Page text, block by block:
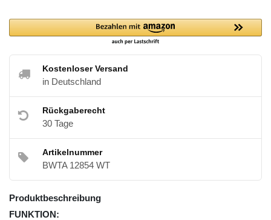
Kostenloser Versand
in Deutschland
Rückgaberecht
30 Tage
Artikelnummer
BWTA 12854 WT
Produktbeschreibung
FUNKTION: